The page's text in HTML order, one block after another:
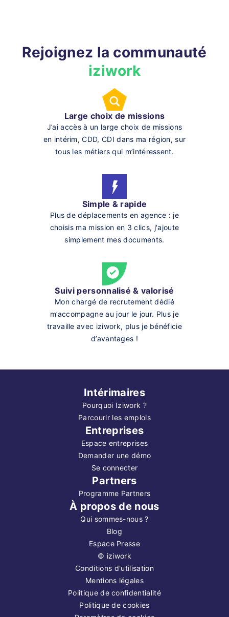
Rejoignez la communauté
iziwork
Large choix de missions
J’ai accès à un large choix de missions
en intérim, CDD, CDI dans ma région, sur
tous les métiers qui m’intéressent.
Simple & rapide
Plus de déplacements en agence : je
choisis ma mission en 3 clics, j'ajoute
simplement mes documents.
Suivi personnalisé & valorisé
Mon chargé de recrutement dédié
m’accompagne au jour le jour. Plus je
travaille avec iziwork, plus je bénéficie
d’avantages !
Intérimaires
Pourquoi Iziwork ?
Parcourir les emplois
Entreprises
Espace entreprises
Demander une démo
Se connecter
Partners
Programme Partners
À propos de nous
Qui sommes-nous ?
Blog
Espace Presse
© iziwork
Conditions d'utilisation
Mentions légales
Politique de confidentialité
Politique de cookies